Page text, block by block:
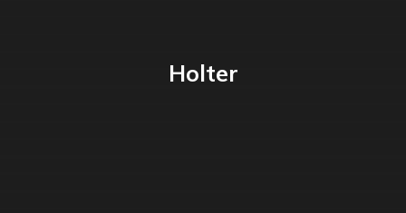
Holter